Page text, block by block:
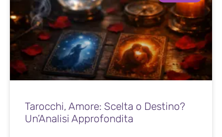
Tarocchi, Amore: Scelta o Destino?
Un’Analisi Approfondita